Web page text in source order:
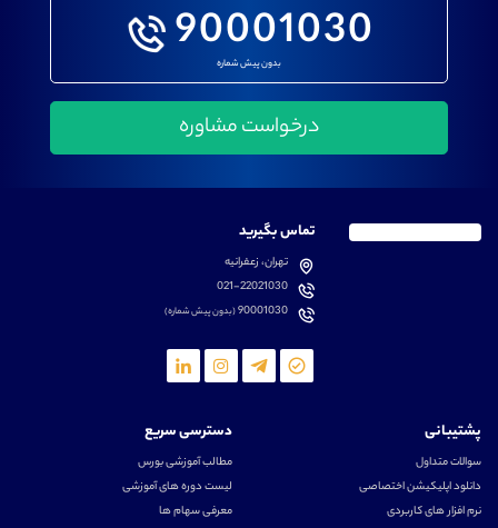
90001030
بدون پیش شماره
تماس بگیرید
تهران، زعفرانیه
021-22021030
90001030(بدون پیش شماره)
پشتیبانی
سوالات متداول
دانلود اپلیکیشن اختصاصی
نرم افزار های کاربردی
دسترسی سریع
مطالب آموزشی بورس
لیست دوره های آموزشی
معرفی سهام ها